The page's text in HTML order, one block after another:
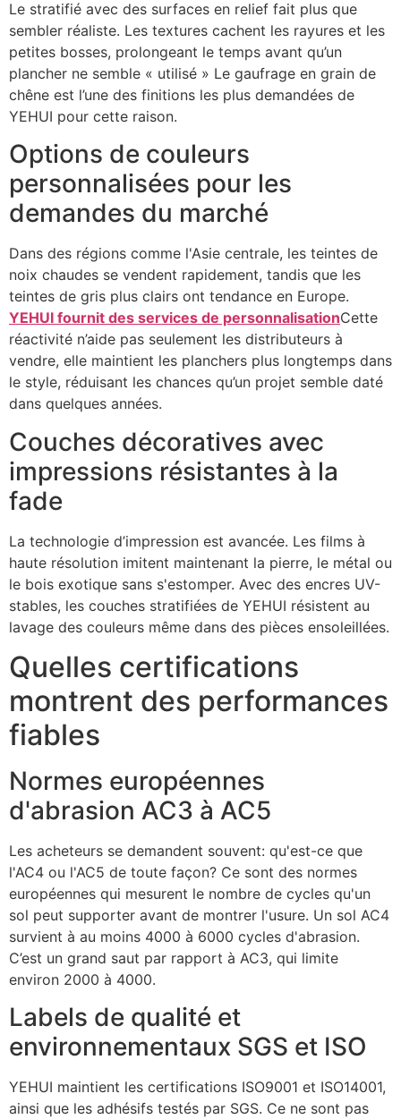
Le stratifié avec des surfaces en relief fait plus que
sembler réaliste. Les textures cachent les rayures et les
petites bosses, prolongeant le temps avant qu’un
plancher ne semble « utilisé » Le gaufrage en grain de
chêne est l’une des finitions les plus demandées de
YEHUI pour cette raison.
Options de couleurs
personnalisées pour les
demandes du marché
Dans des régions comme l'Asie centrale, les teintes de
noix chaudes se vendent rapidement, tandis que les
teintes de gris plus clairs ont tendance en Europe.
YEHUI fournit des services de personnalisationCette
réactivité n’aide pas seulement les distributeurs à
vendre, elle maintient les planchers plus longtemps dans
le style, réduisant les chances qu’un projet semble daté
dans quelques années.
Couches décoratives avec
impressions résistantes à la
fade
La technologie d’impression est avancée. Les films à
haute résolution imitent maintenant la pierre, le métal ou
le bois exotique sans s'estomper. Avec des encres UV-
stables, les couches stratifiées de YEHUI résistent au
lavage des couleurs même dans des pièces ensoleillées.
Quelles certifications
montrent des performances
fiables
Normes européennes
d'abrasion AC3 à AC5
Les acheteurs se demandent souvent: qu'est-ce que
l'AC4 ou l'AC5 de toute façon? Ce sont des normes
européennes qui mesurent le nombre de cycles qu'un
sol peut supporter avant de montrer l'usure. Un sol AC4
survient à au moins 4000 à 6000 cycles d'abrasion.
C’est un grand saut par rapport à AC3, qui limite
environ 2000 à 4000.
Labels de qualité et
environnementaux SGS et ISO
YEHUI maintient les certifications ISO9001 et ISO14001,
ainsi que les adhésifs testés par SGS. Ce ne sont pas